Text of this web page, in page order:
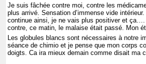
Je suis fâchée contre moi, contre les
plus arrivé. Sensation d’immense vide
continue ainsi, je ne vais plus positiver et ça….
contre, ce matin, le malaise était passé. Mon
Les globules blancs sont nécessaires à notre
séance de chimio et je pense que mon corps
doigts. Ca ira mieux demain comme disait ma